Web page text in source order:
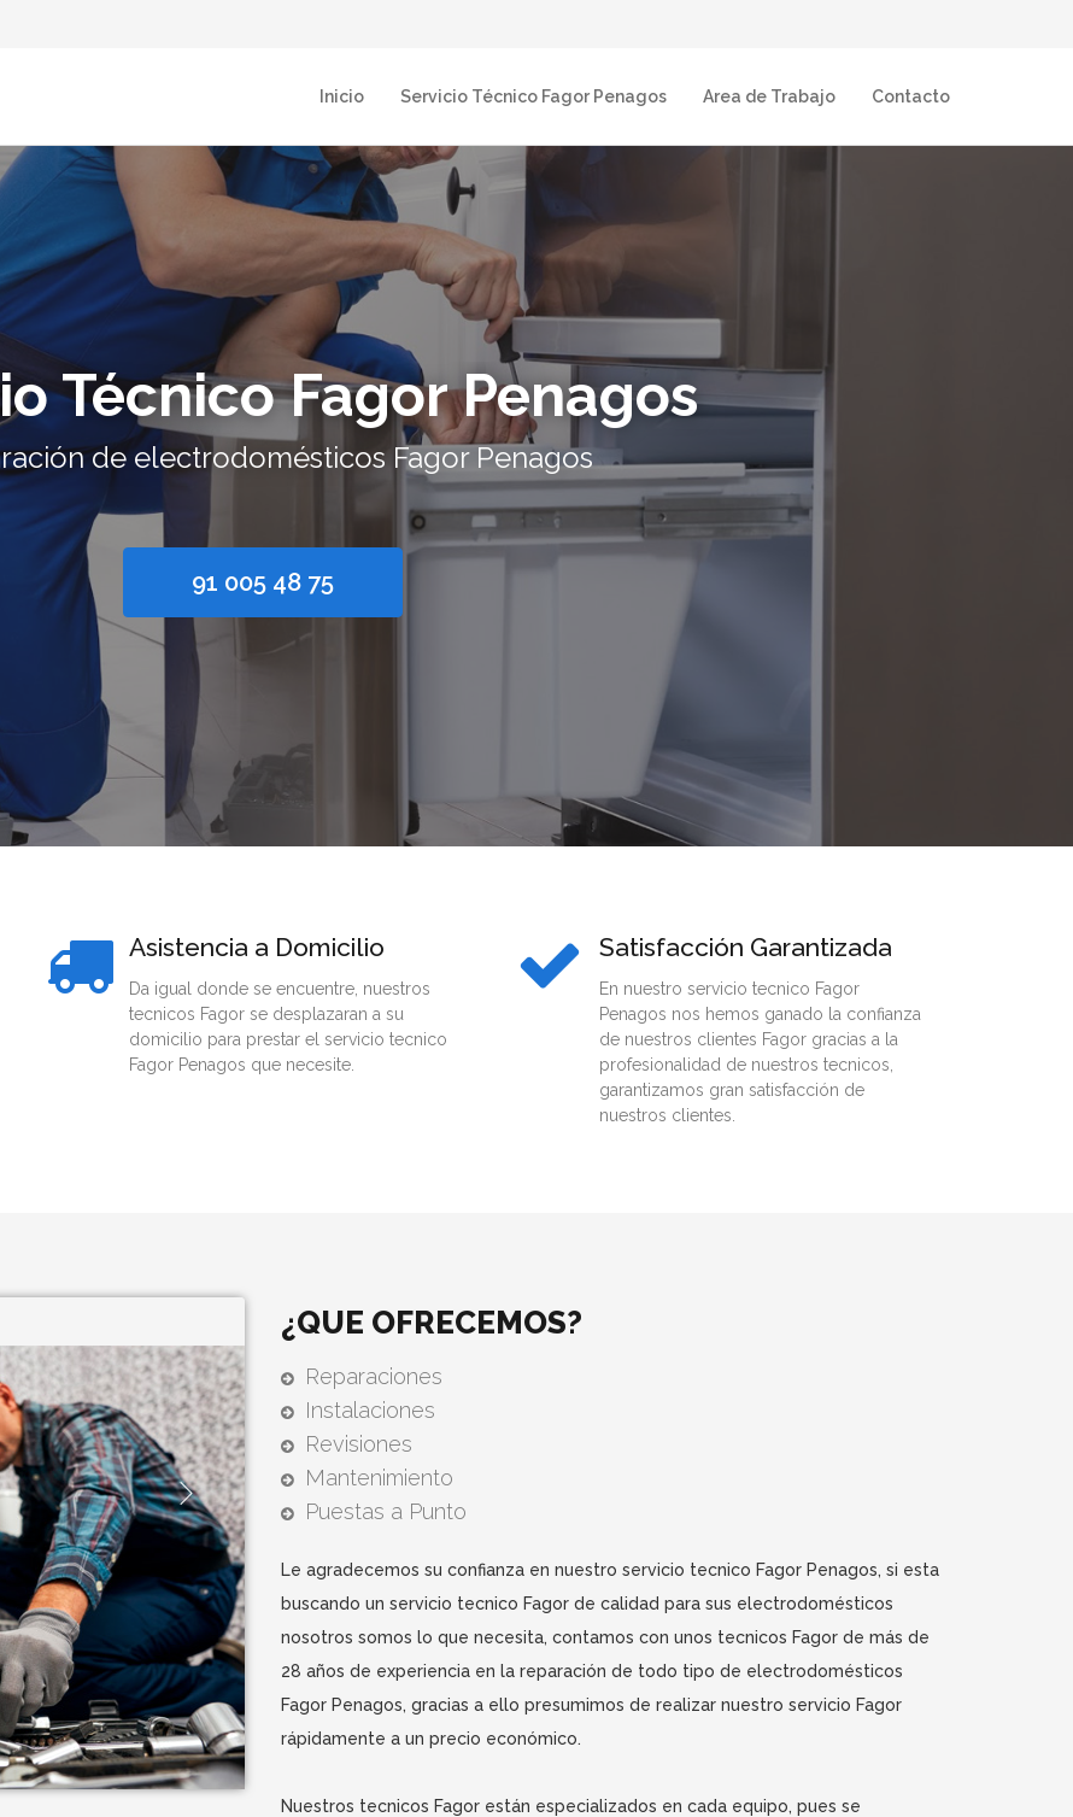
Inicio Servicio Técnico Fagor Penagos Area de Trabajo Contacto
Técnico Fagor Penagos
de electrodomésticos Fagor Penagos
91 005 48 75
Asistencia a Domicilio
Da igual donde se encuentre, nuestros
tecnicos Fagor se desplazaran a su
domicilio para prestar el servicio tecnico
Fagor Penagos que necesite.
Satisfacción Garantizada
En nuestro servicio tecnico Fagor
Penagos nos hemos ganado la confianza
de nuestros clientes Fagor gracias a la
profesionalidad de nuestros tecnicos,
garantizamos gran satisfacción de
nuestros clientes.
¿QUE OFRECEMOS?
Reparaciones
Instalaciones
Revisiones
Mantenimiento
Puestas a Punto
Le agradecemos su confianza en nuestro servicio tecnico Fagor Penagos, si esta
buscando un servicio tecnico Fagor de calidad para sus electrodomésticos
nosotros somos lo que necesita, contamos con unos tecnicos Fagor de más de
28 años de experiencia en la reparación de todo tipo de electrodomésticos
Fagor Penagos, gracias a ello presumimos de realizar nuestro servicio Fagor
rápidamente a un precio económico.
Nuestros tecnicos Fagor están especializados en cada equipo, pues se